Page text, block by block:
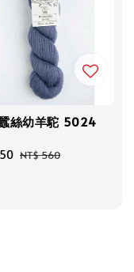
絲幼羊駝 5024
Regular
NT$ 560